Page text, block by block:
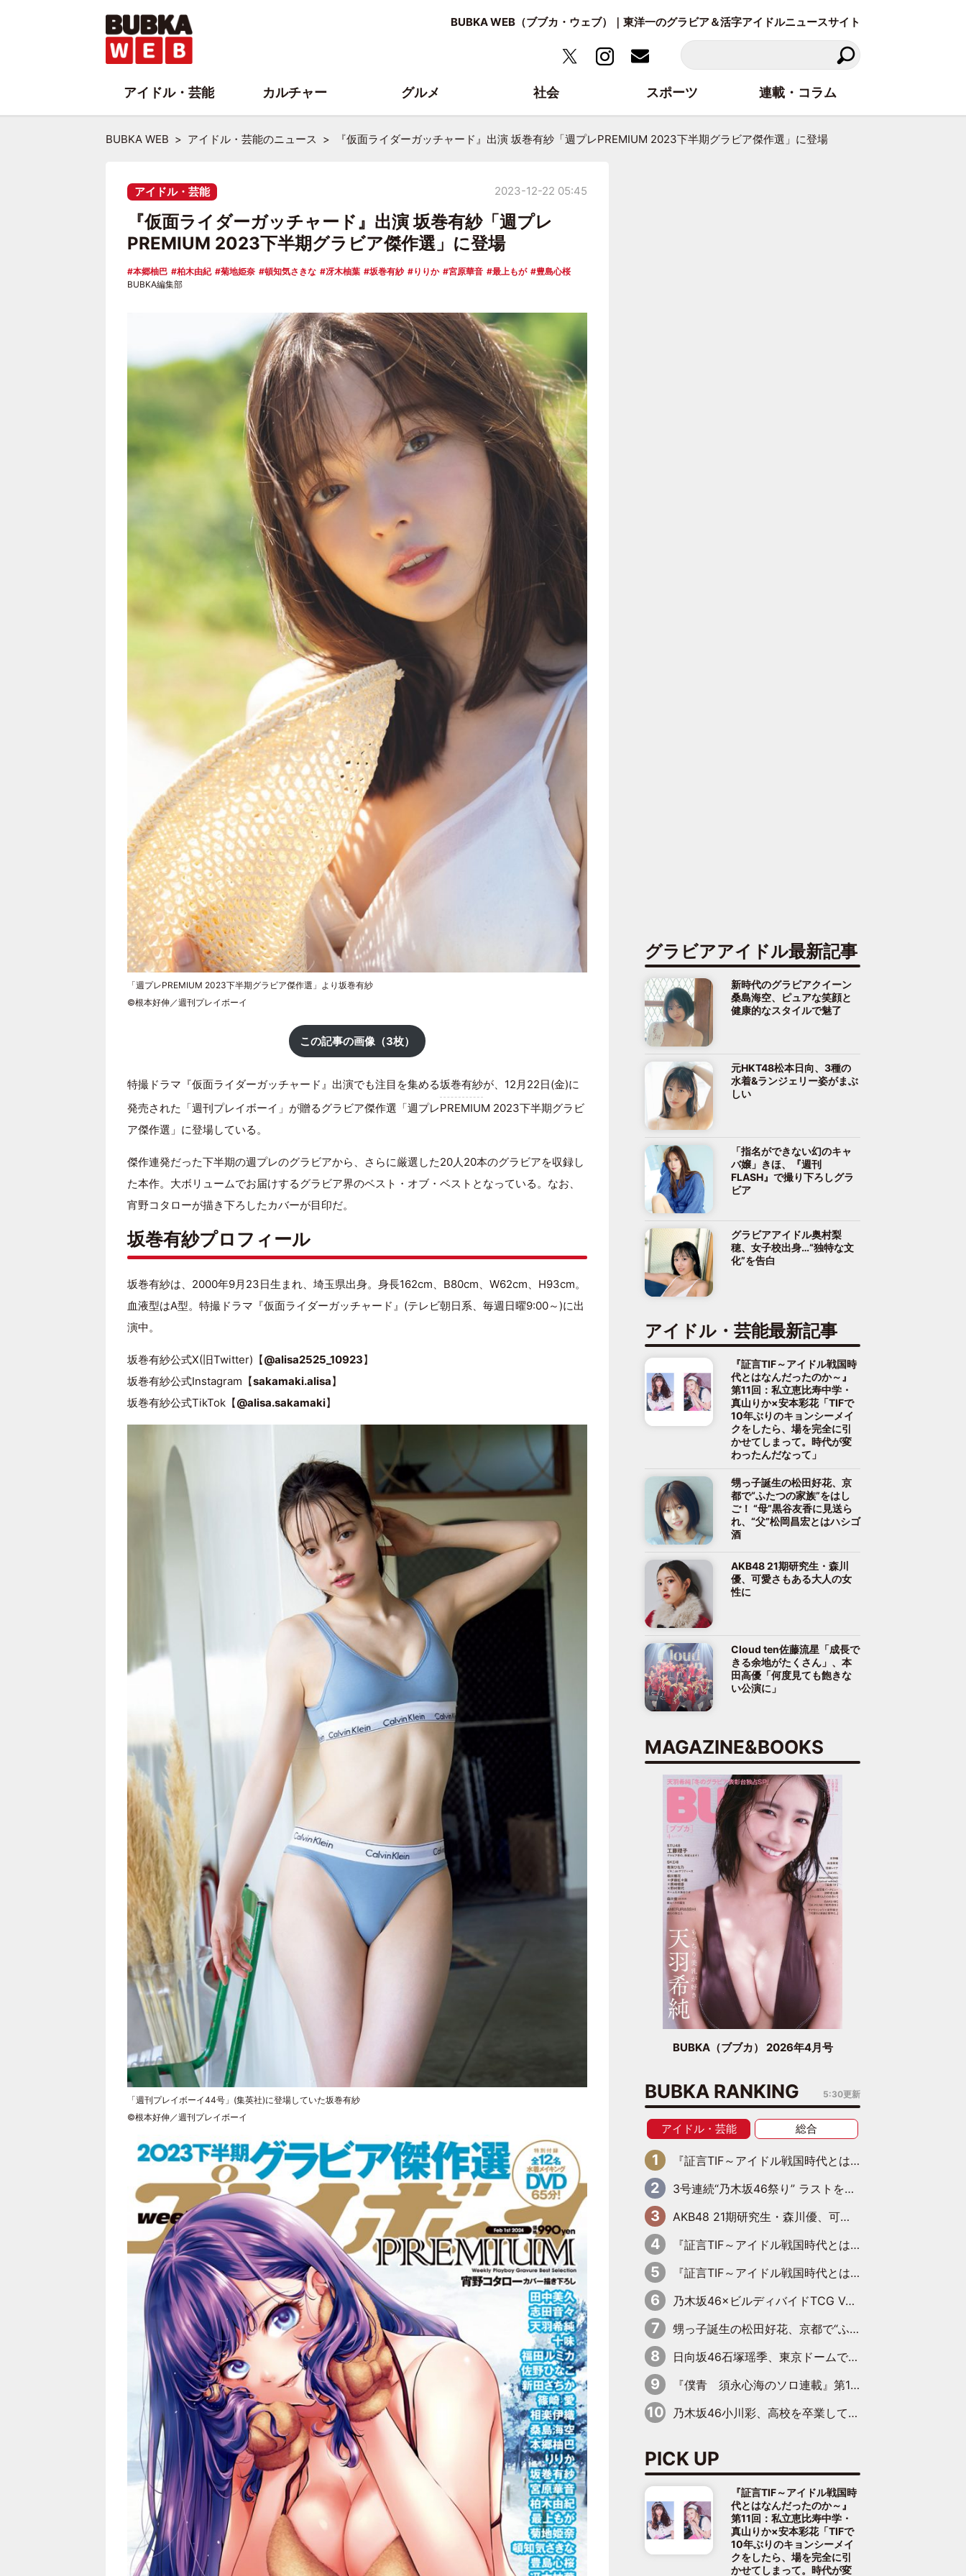
BUBKA WEB（ブブカ・ウェブ）｜東洋一のグラビア＆活字アイドルニュースサイト
BUBKA WEB アイドル・芸能のニュース 『仮面ライダーガッチャード』出演 坂巻有紗「週プレPREMIUM 2023下半期グラビア傑作選」に登場
アイドル・芸能 2023-12-22 05:45
『仮面ライダーガッチャード』出演 坂巻有紗「週プレ
PREMIUM 2023下半期グラビア傑作選」に登場
本郷柚巴 柏木由紀 菊地姫奈 頓知気さきな 冴木柚葉 坂巻有紗 りりか 宮原華音 最上もが
豊島心桜
BUBKA編集部
「週プレPREMIUM 2023下半期グラビア傑作選」より坂巻有紗
©根本好伸／週刊プレイボーイ
この記事の画像（3枚）
特撮ドラマ『仮面ライダーガッチャード』出演でも注目を集める坂巻有紗が、12月22日(金)に
発売された「週刊プレイボーイ」が贈るグラビア傑作選「週プレPREMIUM 2023下半期グラビ
ア傑作選」に登場している。
傑作連発だった下半期の週プレのグラビアから、さらに厳選した20人20本のグラビアを収録し
た本作。大ボリュームでお届けするグラビア界のベスト・オブ・ベストとなっている。なお、
宵野コタローが描き下ろしたカバーが目印だ。
坂巻有紗プロフィール
坂巻有紗は、2000年9月23日生まれ、埼玉県出身。身長162cm、B80cm、W62cm、H93cm。
血液型はA型。特撮ドラマ『仮面ライダーガッチャード』(テレビ朝日系、毎週日曜9:00～)に出
演中。
坂巻有紗公式X(旧Twitter)【@alisa2525_10923】
坂巻有紗公式Instagram【sakamaki.alisa】
坂巻有紗公式TikTok【@alisa.sakamaki】
「週刊プレイボーイ44号」(集英社)に登場していた坂巻有紗
©根本好伸／週刊プレイボーイ
グラビアアイドル最新記事
新時代のグラビアクイーン
桑島海空、ピュアな笑顔と
健康的なスタイルで魅了
元HKT48松本日向、3種の
水着&ランジェリー姿がまぶ
しい
「指名ができない幻のキャ
バ嬢」きほ、『週刊
FLASH』で撮り下ろしグラ
ビア
グラビアアイドル奥村梨
穂、女子校出身…“独特な文
化”を告白
アイドル・芸能最新記事
『証言TIF～アイドル戦国時
代とはなんだったのか～』
第11回：私立恵比寿中学・
真山りか×安本彩花「TIFで
10年ぶりのキョンシーメイ
クをしたら、場を完全に引
かせてしまって。時代が変
わったんだなって」
甥っ子誕生の松田好花、京
都で“ふたつの家族”をはし
ご！ “母”黒谷友香に見送ら
れ、“父”松岡昌宏とはハシゴ
酒
AKB48 21期研究生・森川
優、可愛さもある大人の女
性に
Cloud ten佐藤流星「成長で
きる余地がたくさん」、本
田高優「何度見ても飽きな
い公演に」
MAGAZINE&BOOKS
BUBKA（ブブカ） 2026年4月号
BUBKA RANKING 5:30更新
アイドル・芸能 総合
『証言TIF～アイドル戦国時代とはなんだったのか～』第6回：でんぱ組.inc・古川未鈴×相沢梨紗「『ハロプロやりたかったな』って言ったら、夢眠ねむさんに『てめえはでんぱ組．incなんだよ！』って肩パンされて(笑)」
3号連続“乃木坂46祭り” ラストを飾るのは賀喜遥香…5年ぶりの登場に「5年分大人になった私を見ていただけたら」
AKB48 21期研究生・森川優、可愛さもある大人の女性に
『証言TIF～アイドル戦国時代とはなんだったのか～』第11回：私立恵比寿中学・真山りか×安本彩花「TIFで10年ぶりのキョンシーメイクをしたら、場を完全に引かせてしまって。時代が変わったんだなって」
『証言TIF～アイドル戦国時代とはなんだったのか～』第10回：さくら学院・武藤彩未×飯田らうら「正直、中3で辞めるというのを信じてなくて。そう言われてはいたけど、嘘でしょって」
乃木坂46×ビルディバイドTCG Vol.2公開 賀喜遥香＆田村真佑が『京まふ』ステージに登壇
甥っ子誕生の松田好花、京都で“ふたつの家族”をはしご！ “母”黒谷友香に見送られ、“父”松岡昌宏とはハシゴ酒
日向坂46石塚瑶季、東京ドームで“観戦バレ”！ ナイツ・塙も認めた「巨人に詳しすぎるアイドル」は元VENUSスクール生で杉内コーチ推し⁉
『僕青 須永心海のソロ連載』第18回：「バーゲンセールハンターみうな inしまむら」編
乃木坂46小川彩、高校を卒業して初めてのグラビア「大人になった感じがしました(笑)」
PICK UP
『証言TIF～アイドル戦国時
代とはなんだったのか～』
第11回：私立恵比寿中学・
真山りか×安本彩花「TIFで
10年ぶりのキョンシーメイ
クをしたら、場を完全に引
かせてしまって。時代が変
アイドル・芸能 カルチャー グルメ 社会 スポーツ 連載・コラム